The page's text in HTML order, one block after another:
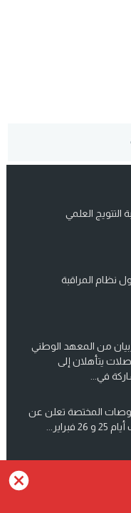
التتويج العلمي
نظام المراقبة
من المعهد الوطني
يتأهلان إلى
في...
المختصة تعلن عن